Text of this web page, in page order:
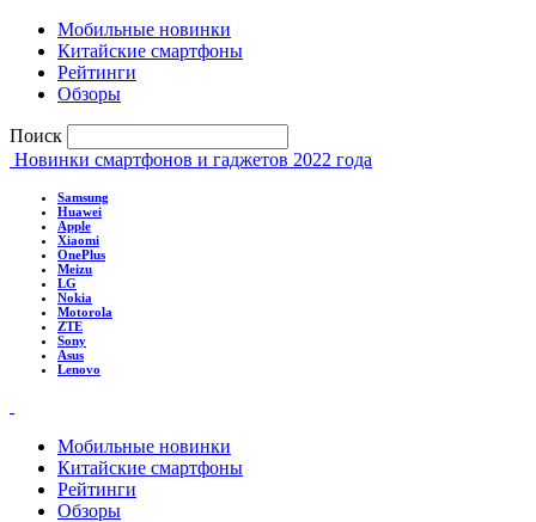
Мобильные новинки
Китайские смартфоны
Рейтинги
Обзоры
Поиск
Новинки смартфонов и гаджетов 2022 года
Samsung
Huawei
Apple
Xiaomi
OnePlus
Meizu
LG
Nokia
Motorola
ZTE
Sony
Asus
Lenovo
Мобильные новинки
Китайские смартфоны
Рейтинги
Обзоры